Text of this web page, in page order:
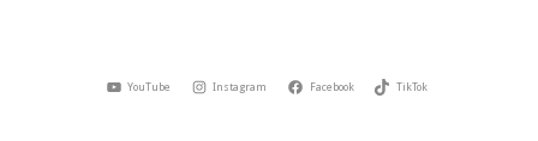
YouTube Instagram Facebook TikTok